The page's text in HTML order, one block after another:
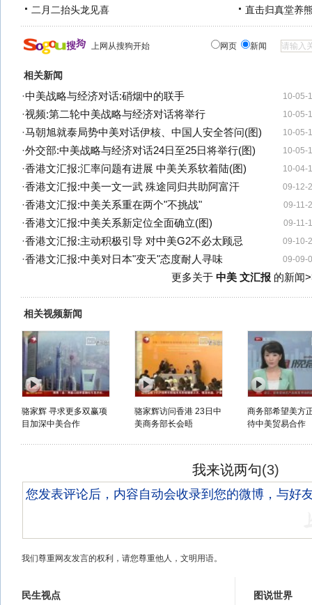
二月二抬头龙见喜 直击归真堂养
上网从搜狗开始 网页 新闻
相关新闻
10-05-
·中美战略与经济对话:硝烟中的联手
10-05-
·视频:第二轮中美战略与经济对话将举行
10-05-
·马朝旭就泰局势中美对话伊核、中国人安全答问(图)
10-05-
·外交部:中美战略与经济对话24日至25日将举行(图)
10-04-
·香港文汇报:汇率问题有进展 中美关系软着陆(图)
09-12-
·香港文汇报:中美一文一武 殊途同归共助阿富汗
09-11-
·香港文汇报:中美关系重在两个"不挑战"
09-11-
·香港文汇报:中美关系新定位全面确立(图)
09-10-
·香港文汇报:主动积极引导 对中美G2不必太顾忌
09-09-
·香港文汇报:中美对日本"变天"态度耐人寻味
更多关于 中美 文汇报的新闻
相关视频新闻
骆家辉 寻求更多双赢项
目加深中美合作
骆家辉访问香港 23日中
美商务部长会晤
商务部希望美方
待中美贸易合作
我来说两句(3)
我们尊重网友发言的权利，请您尊重他人，文明用语。
民生视点
图说世界